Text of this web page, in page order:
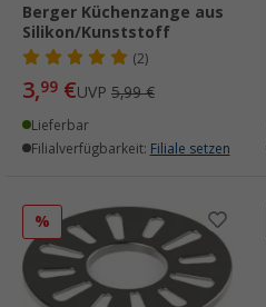
Berger Küchenzange aus
Silikon/Kunststoff
(2)
3,99 €UVP 5,99 €
Lieferbar
Filialverfügbarkeit: Filiale setzen
%